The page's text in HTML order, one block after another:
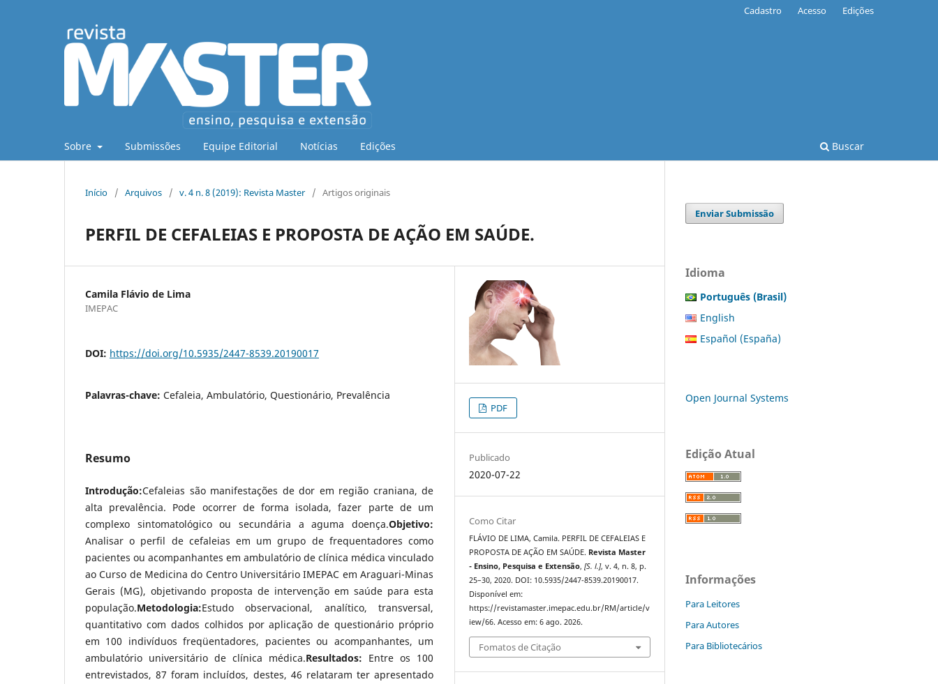
Sobre Submissões Equipe Editorial Notícias Edições Buscar
Cadastro Acesso Edições
Início / Arquivos / v. 4 n. 8 (2019): Revista Master / Artigos originais
PERFIL DE CEFALEIAS E PROPOSTA DE AÇÃO EM SAÚDE.
Camila Flávio de Lima
IMEPAC
DOI: https://doi.org/10.5935/2447-8539.20190017
Palavras-chave: Cefaleia, Ambulatório, Questionário, Prevalência
Resumo
Introdução:Cefaleias são manifestações de dor em região craniana, de
alta prevalência. Pode ocorrer de forma isolada, fazer parte de um
complexo sintomatológico ou secundária a aguma doença.Objetivo:
Analisar o perfil de cefaleias em um grupo de frequentadores como
pacientes ou acompanhantes em ambulatório de clínica médica vinculado
ao Curso de Medicina do Centro Universitário IMEPAC em Araguari-Minas
Gerais (MG), objetivando proposta de intervenção em saúde para esta
população.Metodologia:Estudo​ observacional, analítico, transversal,
quantitativo com dados colhidos por aplicação de questionário próprio
em 100 indivíduos freqüentadores, pacientes ou acompanhantes, um
ambulatório universitário de clínica médica.Resultados: Entre os 100
entrevistados, 87 foram incluídos, destes, 46 relataram ter apresentado
PDF
Publicado
2020-07-22
Como Citar
FLÁVIO DE LIMA, Camila. PERFIL DE CEFALEIAS E
PROPOSTA DE AÇÃO EM SAÚDE. Revista Master
- Ensino, Pesquisa e Extensão,[S. l.], v. 4, n. 8, p.
25–30, 2020. DOI: 10.5935/2447-8539.20190017.
Disponível em:
https://revistamaster.imepac.edu.br/RM/article/v
iew/66. Acesso em: 6 ago. 2026.
Fomatos de Citação
Enviar Submissão
Idioma
Português (Brasil)
English
Español (España)
Open Journal Systems
Edição Atual
Informações
Para Leitores
Para Autores
Para Bibliotecários